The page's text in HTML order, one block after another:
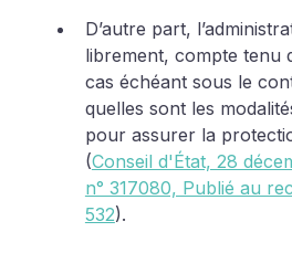
D’autre part,
librement, compte tenu
cas échéant sous le
quelles sont les
pour assurer la
(Conseil d'État, 28
n° 317080, Publié au
532).